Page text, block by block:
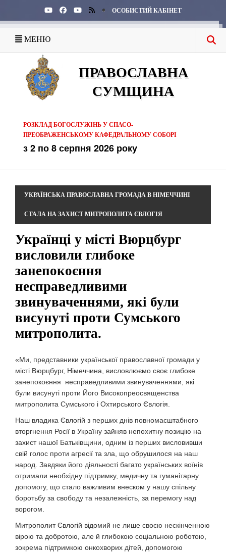
ОСОБИСТИЙ КАБІНЕТ
МЕНЮ
ПРАВОСЛАВНА
СУМЩИНА
РОЗКЛАД БОГОСЛУЖІНЬ У СПАСО-
ПРЕОБРАЖЕНСЬКОМУ КАФЕДРАЛЬНОМУ СОБОРІ
з 2 по 8 серпня 2026 року
УКРАЇНСЬКА ПРАВОСЛАВНА ГРОМАДА В НІМЕЧЧИНІ
СТАЛА НА ЗАХИСТ МИТРОПОЛИТА ЄВЛОГІЯ
Українці у місті Вюрцбург
висловили глибоке
занепокоєння
несправедливими
звинуваченнями, які були
висунуті проти Сумського
митрополита.
«Ми, представники української православної громади у
місті Вюрцбург, Німеччина, висловлюємо своє глибоке
занепокоєння несправедливими звинуваченнями, які
були висунуті проти Його Високопреосвященства
митрополита Сумського і Охтирського Євлогія.
Наш владика Євлогій з перших днів повномасштабного
вторгнення Росії в Україну зайняв непохитну позицію на
захист нашої Батьківщини, одним із перших висловивши
свій голос проти агресії та зла, що обрушилося на наш
народ. Завдяки його діяльності багато українських воїнів
отримали необхідну підтримку, медичну та гуманітарну
допомогу, що стало важливим внеском у нашу спільну
боротьбу за свободу та незалежність, за перемогу над
ворогом.
Митрополит Євлогій відомий не лише своєю нескінченною
вірою та добротою, але й глибокою соціальною роботою,
зокрема підтримкою онкохворих дітей, допомогою